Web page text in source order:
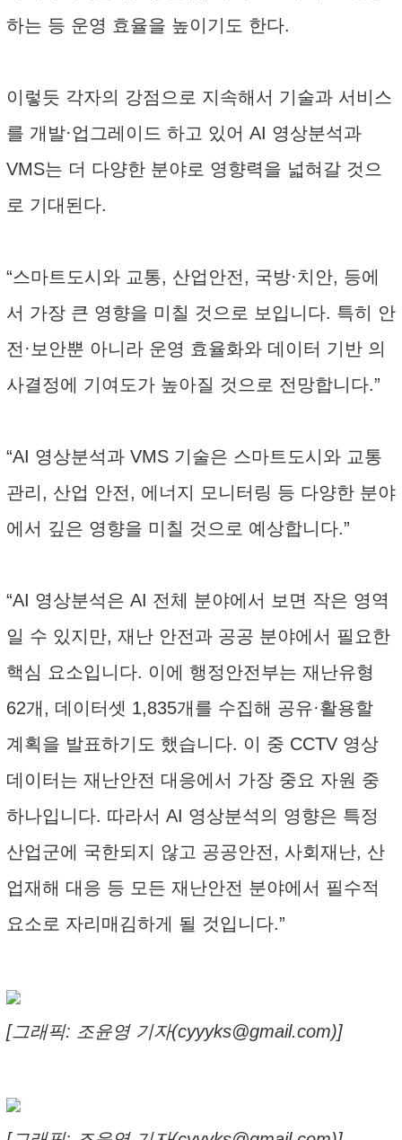
하는 등 운영 효율을 높이기도 한다.
이렇듯 각자의 강점으로 지속해서 기술과 서비스
를 개발·업그레이드 하고 있어 AI 영상분석과
VMS는 더 다양한 분야로 영향력을 넓혀갈 것으
로 기대된다.
“스마트도시와 교통, 산업안전, 국방·치안, 등에
서 가장 큰 영향을 미칠 것으로 보입니다. 특히 안
전·보안뿐 아니라 운영 효율화와 데이터 기반 의
사결정에 기여도가 높아질 것으로 전망합니다.”
“AI 영상분석과 VMS 기술은 스마트도시와 교통
관리, 산업 안전, 에너지 모니터링 등 다양한 분야
에서 깊은 영향을 미칠 것으로 예상합니다.”
“AI 영상분석은 AI 전체 분야에서 보면 작은 영역
일 수 있지만, 재난 안전과 공공 분야에서 필요한
핵심 요소입니다. 이에 행정안전부는 재난유형
62개, 데이터셋 1,835개를 수집해 공유·활용할
계획을 발표하기도 했습니다. 이 중 CCTV 영상
데이터는 재난안전 대응에서 가장 중요 자원 중
하나입니다. 따라서 AI 영상분석의 영향은 특정
산업군에 국한되지 않고 공공안전, 사회재난, 산
업재해 대응 등 모든 재난안전 분야에서 필수적
요소로 자리매김하게 될 것입니다.”
[그래픽: 조윤영 기자(cyyyks@gmail.com)]